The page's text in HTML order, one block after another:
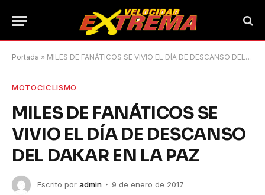
Portada » MILES DE FANÁTICOS SE VIVIO EL DÍA DE DESCANSO DEL DAKAR EN LA PAZ
MOTOCICLISMO
MILES DE FANÁTICOS SE
VIVIO EL DÍA DE DESCANSO
DEL DAKAR EN LA PAZ
Escrito por admin
9 de enero de 2017